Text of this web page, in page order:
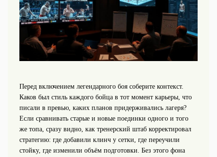
Перед включением легендарного боя соберите контекст.
Каков был стиль каждого бойца в тот момент карьеры, что
писали в превью, каких планов придерживались лагеря?
Если сравнивать старые и новые поединки одного и того
же топа, сразу видно, как тренерский штаб корректировал
стратегию: где добавили клинч у сетки, где переучили
стойку, где изменили объём подготовки. Без этого фона